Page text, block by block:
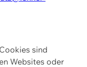
sind
Websites oder